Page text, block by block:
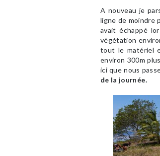
A nouveau je
ligne de moindre
avait échappé
végétation
tout le matériel
environ 300m
ici que nous
de la journée.